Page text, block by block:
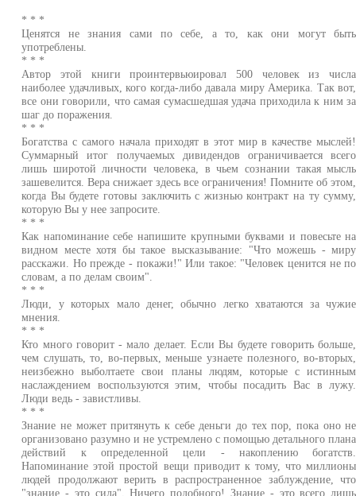
* * *
Ценятся не знания сами по себе, а то, как они могут быть
употреблены.
* * *
Автор этой книги проинтервьюировал 500 человек из числа
наиболее удачливых, кого когда-либо давала миру Америка. Так вот,
все они говорили, что самая сумасшедшая удача приходила к ним за
шаг до поражения.
* * *
Богатства с самого начала приходят в этот мир в качестве мыслей!
Суммарный итог получаемых дивидендов ограничивается всего
лишь широтой личности человека, в чьем сознании такая мысль
зашевелится. Вера снижает здесь все ограничения! Помните об этом,
когда Вы будете готовы заключить с жизнью контракт на ту сумму,
которую Вы у нее запросите.
* * *
Как напоминание себе напишите крупными буквами и повесьте на
видном месте хотя бы такое высказывание: "Что можешь - миру
расскажи. Но прежде - покажи!" Или такое: "Человек ценится не по
словам, а по делам своим".
* * *
Люди, у которых мало денег, обычно легко хватаются за чужие
мнения.
* * *
Кто много говорит - мало делает. Если Вы будете говорить больше,
чем слушать, то, во-первых, меньше узнаете полезного, во-вторых,
неизбежно выболтаете свои планы людям, которые с истинным
наслаждением воспользуются этим, чтобы посадить Вас в лужу.
Люди ведь - завистливы.
* * *
Знание не может притянуть к себе деньги до тех пор, пока оно не
организовано разумно и не устремлено с помощью детального плана
действий к определенной цели - накоплению богатств.
Напоминание этой простой вещи приводит к тому, что миллионы
людей продолжают верить в распространенное заблуждение, что
"знание - это сила". Ничего подобного! Знание - это всего лишь